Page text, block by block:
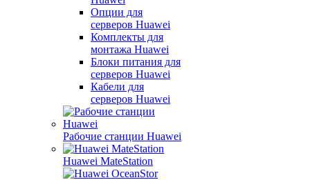
Опции для
серверов Huawei
Комплекты для
монтажа Huawei
Блоки питания для
серверов Huawei
Кабели для
серверов Huawei
Рабочие станции Huawei
Huawei MateStation